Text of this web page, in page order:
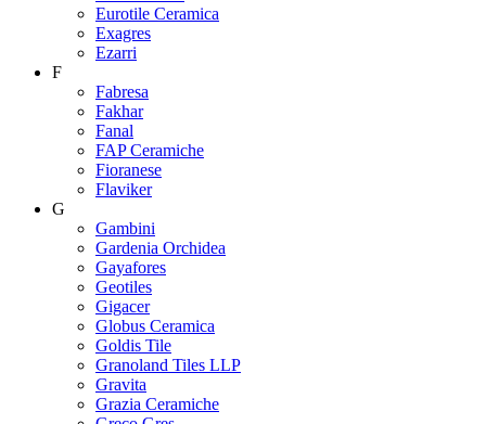
Eurotile Ceramica
Exagres
Ezarri
F
Fabresa
Fakhar
Fanal
FAP Ceramiche
Fioranese
Flaviker
G
Gambini
Gardenia Orchidea
Gayafores
Geotiles
Gigacer
Globus Ceramica
Goldis Tile
Granoland Tiles LLP
Gravita
Grazia Ceramiche